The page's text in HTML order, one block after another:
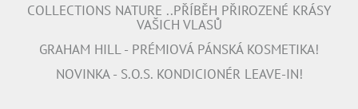
COLLECTIONS NATURE ..PŘÍBĚH PŘIROZENÉ KRÁSY
VAŠICH VLASŮ
GRAHAM HILL - PRÉMIOVÁ PÁNSKÁ KOSMETIKA!
NOVINKA - S.O.S. KONDICIONÉR LEAVE-IN!